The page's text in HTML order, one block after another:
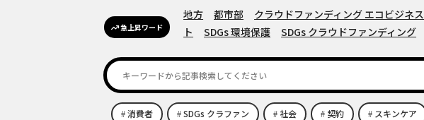
急上昇ワード
地方 都市部 クラウドファンディング エコビジネス
ト
SDGs 環境保護 SDGs クラウドファンディング
消費者 SDGs クラファン 社会 契約 スキンケア